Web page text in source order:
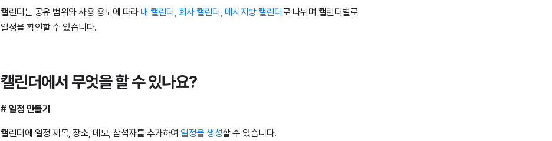
캘린더는 공유 범위와 사용 용도에 따라 내 캘린더, 회사 캘린더, 메시지방 캘린더로 나뉘며 캘린더별로
일정을 확인할 수 있습니다.
캘린더에서 무엇을 할 수 있나요?
# 일정 만들기
캘린더에 일정 제목, 장소, 메모, 참석자를 추가하여 일정을 생성할 수 있습니다.